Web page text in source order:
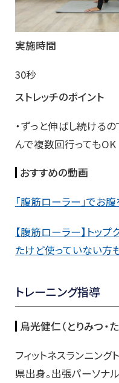
実施時間
30秒
ストレッチのポイント
・ずっと伸ばし続ける
んで複数回行ってもOK
おすすめの動画
「腹筋ローラー」でお
【腹筋ローラー】トップ
たけど使っていない方
トレーニング指導
鳥光健仁（とりみつ・
フィットネスランニン
県出身。出張パーソナ